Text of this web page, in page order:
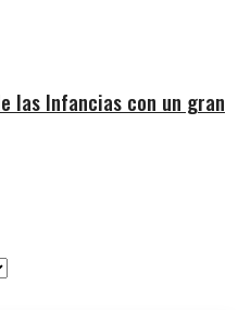
las Infancias con un gran